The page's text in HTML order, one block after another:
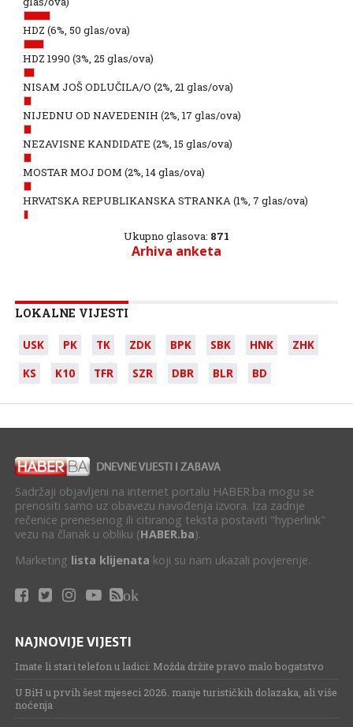
HDZ (6%, 50 glas/ova)
HDZ 1990 (3%, 25 glas/ova)
NISAM JOŠ ODLUČILA/O (2%, 21 glas/ova)
NIJEDNU OD NAVEDENIH (2%, 17 glas/ova)
NEZAVISNE KANDIDATE (2%, 15 glas/ova)
MOSTAR MOJ DOM (2%, 14 glas/ova)
HRVATSKA REPUBLIKANSKA STRANKA(1%, 7 glas/ova)
Ukupno glasova: 871
Arhiva anketa
LOKALNE VIJESTI
USK PK TK ZDK BPK SBK HNK
ZHK
KS
K10 TFR SZR DBR BLR BD
Sadržaji objavljeni na internet portalu HABER.ba mogu se
prenositi samo uz obavezu navođenja izvora. Iza zadnje
rečenice prenesenog ili citiranog teksta postaviti "hyperlink"
vezu na članak u obliku (HABER.ba).
Marketing lista klijenata koji su nam ukazali povjerenje.
ok
NAJNOVIJE VIJESTI
Imate li stari telefon u ladici: Možda držite pravo malo bogatstvo
U BiH u prvih šest mjeseci 2026. manje turističkih dolazaka, ali više
noćenja